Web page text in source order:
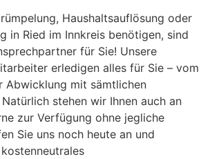
Haushaltsauflösung oder
in Ried im Innkreis benötigen, sind
für Sie! Unsere
erledigen alles für Sie – vom
Abwicklung mit sämtlichen
stehen wir Ihnen auch an
zur Verfügung ohne jegliche
Sie uns noch heute an und